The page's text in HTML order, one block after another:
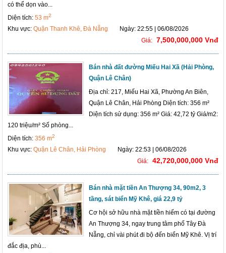
có thể dọn vào...
Diện tích:53 m2
Khu vực:Quận Thanh Khê, Đà Nẵng
Ngày: 22:55 | 06/08/2026
Giá: 7,500,000,000 Vnđ
Bán nhà đất đường Miếu Hai Xã (Hải Phòng,
Quận Lê Chân)
Địa chỉ: 217, Miếu Hai Xã, Phường An Biên,
Quận Lê Chân, Hải Phòng Diện tích: 356 m²
Diện tích sử dụng: 356 m² Giá: 42,72 tỷ Giá/m2:
120 triệu/m² Số phòng...
Diện tích:356 m2
Khu vực:Quận Lê Chân, Hải Phòng
Ngày: 22:53 | 06/08/2026
Giá: 42,720,000,000 Vnđ
Bán nhà mặt tiền An Thượng 34, 90m2, 3
tầng, sát biển Mỹ Khê, giá 22,9 tỷ
Cơ hội sở hữu nhà mặt tiền hiếm có tại đường
An Thượng 34, ngay trung tâm phố Tây Đà
Nẵng, chỉ vài phút đi bộ đến biển Mỹ Khê. Vị trí
đắc địa, phù...